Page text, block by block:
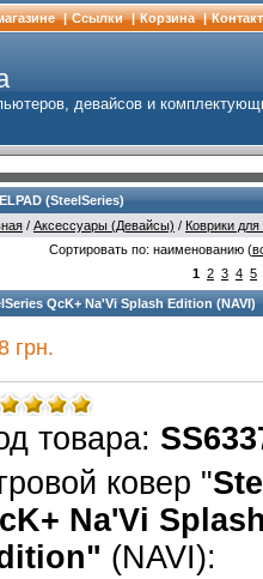
| Cсылки | Корзина |
девайсов и
(SteelSeries)
/ Аксессуары (Девайсы) / Коврики
Сортировать по: наименованию (
1 2 3 4 5
QcK+ Na'Vi Splash Edition (NAVI)
грн.
товара:
ковер "
Na'Vi
(NAVI):